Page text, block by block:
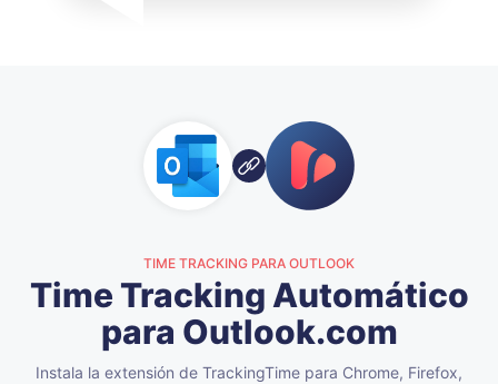
TIME TRACKING PARA OUTLOOK
Time Tracking Automático
para Outlook.com
Instala la extensión de TrackingTime para Chrome, Firefox,